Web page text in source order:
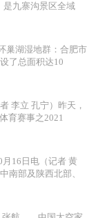
九寨沟景区全域
湿地群：合肥市
了总面积达10
立 孔宁）昨天，
育赛事之2021
16日电（记者 黄
南部及陕西北部、